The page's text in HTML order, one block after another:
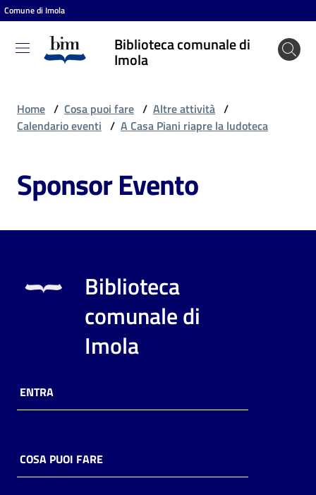
Vai al contenuto
Vai alla navigazione
Vai al footer
Comune di Imola
Biblioteca comunale di
Imola
Biblioteca
comunale
puoi
Risorse
online
Home / Cosa puoi fare / Altre attività /
Calendario eventi / A Casa Piani riapre la ludoteca
Sponsor Evento
Biblioteca
comunale di
Imola
ENTRA
COSA PUOI FARE